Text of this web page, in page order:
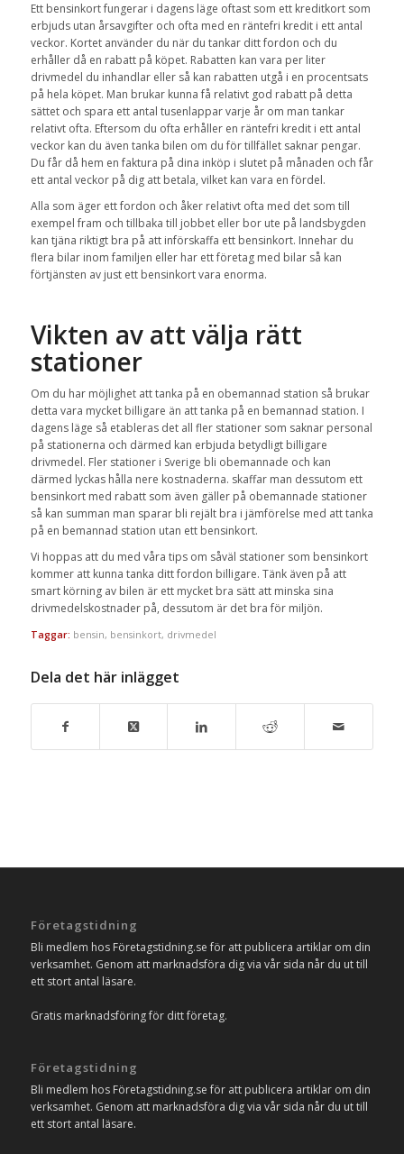
Ett bensinkort fungerar i dagens läge oftast som ett kreditkort som
erbjuds utan årsavgifter och ofta med en räntefri kredit i ett antal
veckor. Kortet använder du när du tankar ditt fordon och du
erhåller då en rabatt på köpet. Rabatten kan vara per liter
drivmedel du inhandlar eller så kan rabatten utgå i en procentsats
på hela köpet. Man brukar kunna få relativt god rabatt på detta
sättet och spara ett antal tusenlappar varje år om man tankar
relativt ofta. Eftersom du ofta erhåller en räntefri kredit i ett antal
veckor kan du även tanka bilen om du för tillfället saknar pengar.
Du får då hem en faktura på dina inköp i slutet på månaden och får
ett antal veckor på dig att betala, vilket kan vara en fördel.
Alla som äger ett fordon och åker relativt ofta med det som till
exempel fram och tillbaka till jobbet eller bor ute på landsbygden
kan tjäna riktigt bra på att införskaffa ett bensinkort. Innehar du
flera bilar inom familjen eller har ett företag med bilar så kan
förtjänsten av just ett bensinkort vara enorma.
Vikten av att välja rätt
stationer
Om du har möjlighet att tanka på en obemannad station så brukar
detta vara mycket billigare än att tanka på en bemannad station. I
dagens läge så etableras det all fler stationer som saknar personal
på stationerna och därmed kan erbjuda betydligt billigare
drivmedel. Fler stationer i Sverige bli obemannade och kan
därmed lyckas hålla nere kostnaderna. skaffar man dessutom ett
bensinkort med rabatt som även gäller på obemannade stationer
så kan summan man sparar bli rejält bra i jämförelse med att tanka
på en bemannad station utan ett bensinkort.
Vi hoppas att du med våra tips om såväl stationer som bensinkort
kommer att kunna tanka ditt fordon billigare. Tänk även på att
smart körning av bilen är ett mycket bra sätt att minska sina
drivmedelskostnader på, dessutom är det bra för miljön.
Taggar: bensin, bensinkort, drivmedel
Dela det här inlägget
Företagstidning
Bli medlem hos Företagstidning.se för att publicera artiklar om din
verksamhet. Genom att marknadsföra dig via vår sida når du ut till
ett stort antal läsare.
Gratis marknadsföring för ditt företag.
Företagstidning
Bli medlem hos Företagstidning.se för att publicera artiklar om din
verksamhet. Genom att marknadsföra dig via vår sida når du ut till
ett stort antal läsare.